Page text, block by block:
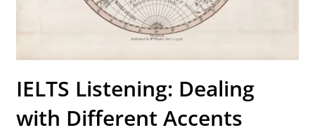
IELTS Listening: Dealing
with Different Accents